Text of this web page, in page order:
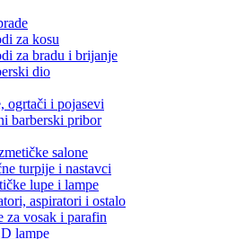
za kosu
za bradu i brijanje
dio
ogrtači i pojasevi
barberski pribor
salone
turpije i nastavci
lupe i lampe
aspiratori i ostalo
za vosak i parafin
lampe